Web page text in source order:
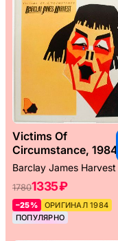
Victims Of
Circumstance, 1984
Barclay James Harvest
17801335 ₽
–25%
ОРИГИНАЛ 1984
ПОПУЛЯРНО